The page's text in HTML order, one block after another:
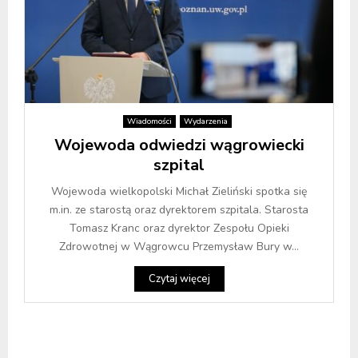
Wiadomości Wydarzenia
Wojewoda odwiedzi wągrowiecki
szpital
Wojewoda wielkopolski Michał Zieliński spotka się
m.in. ze starostą oraz dyrektorem szpitala. Starosta
Tomasz Kranc oraz dyrektor Zespołu Opieki
Zdrowotnej w Wągrowcu Przemysław Bury w...
Czytaj więcej